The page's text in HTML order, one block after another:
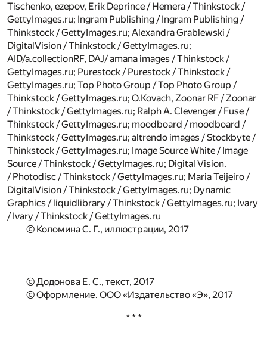
Tischenko, ezepov, Erik Deprince / Hemera / Thinkstock /
GettyImages.ru; Ingram Publishing / Ingram Publishing /
Thinkstock / GettyImages.ru; Alexandra Grablewski /
DigitalVision / Thinkstock / GettyImages.ru;
AID/a.collectionRF, DAJ/ amana images / Thinkstock /
GettyImages.ru; Purestock / Purestock / Thinkstock /
GettyImages.ru; Top Photo Group / Top Photo Group /
Thinkstock / GettyImages.ru; O.Kovach, Zoonar RF / Zoonar
/ Thinkstock / GettyImages.ru; Ralph A. Clevenger / Fuse /
Thinkstock / GettyImages.ru; moodboard / moodboard /
Thinkstock / GettyImages.ru; altrendo images / Stockbyte /
Thinkstock / GettyImages.ru; Image Source White / Image
Source / Thinkstock / GettyImages.ru; Digital Vision.
/ Photodisc / Thinkstock / GettyImages.ru; Maria Teijeiro /
DigitalVision / Thinkstock / GettyImages.ru; Dynamic
Graphics / liquidlibrary / Thinkstock / GettyImages.ru; Ivary
/ Ivary / Thinkstock / GettyImages.ru
© Коломина С. Г., иллюстрации, 2017
© Додонова Е. С., текст, 2017
© Оформление. ООО «Издательство «Э», 2017
* * *